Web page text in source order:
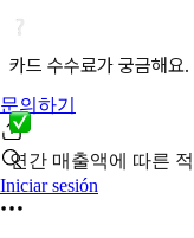
문의하기
Iniciar sesión
카드 수수료가 궁금해요.
연간 매출액에 따른